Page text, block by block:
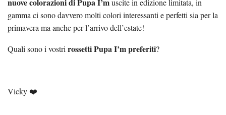
nuove colorazioni di Pupa I’muscite in edizione limitata, in
gamma ci sono davvero molti colori interessanti e perfetti sia per la
primavera ma anche per l’arrivo dell’estate!
Quali sono i vostrirossetti Pupa I’m preferiti?
Vicky ❤️